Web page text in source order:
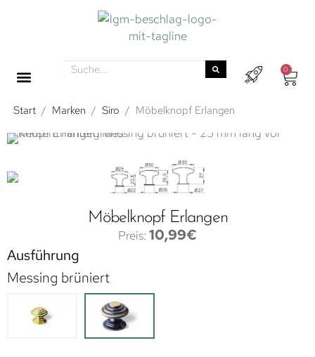
0
Start / Marken / Siro / Möbelknopf Erlangen
Möbelknopf Erlangen
10,99€
Ausführung
Messing brüniert